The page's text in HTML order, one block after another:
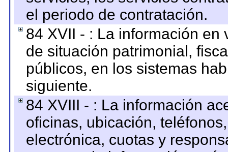
el periodo de contratación.
84 XVII - : La información
de situación patrimonial,
públicos, en los sistemas
siguiente.
84 XVIII - : La información
oficinas, ubicación,
electrónica, cuotas y